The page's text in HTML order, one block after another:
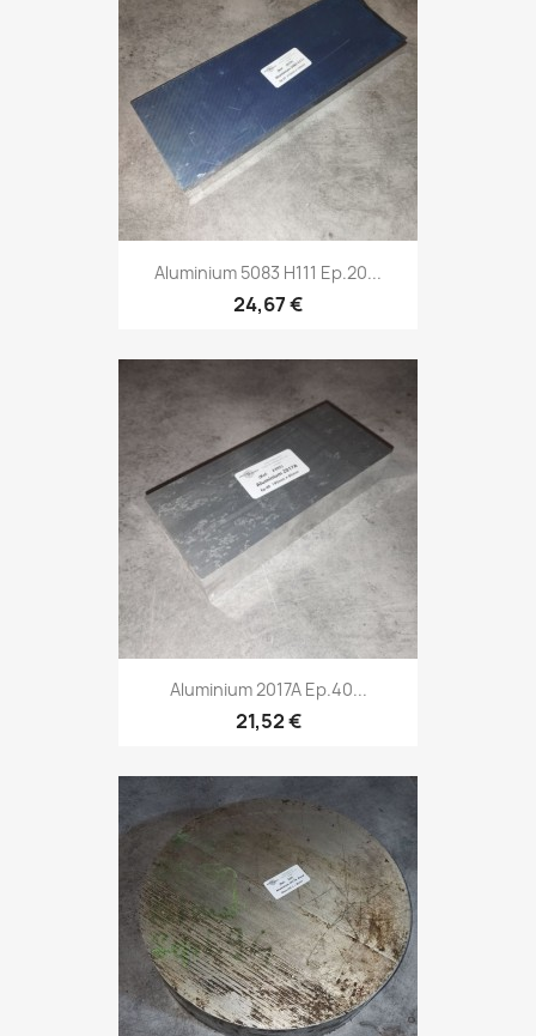
Aluminium 5083 H111 Ep.20...
24,67 €
Aluminium 2017A Ep.40...
21,52 €